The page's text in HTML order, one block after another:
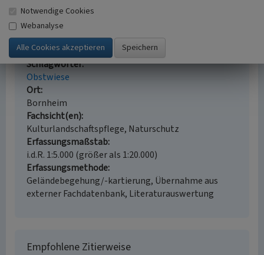
Obstwiese „Am Ringelpfad“ in Bornheim
Schlagwörter
Obstwiese
Ort
Bornheim
Fachsicht(en)
Kulturlandschaftspflege, Naturschutz
Erfassungsmaßstab
i.d.R. 1:5.000 (größer als 1:20.000)
Erfassungsmethode
Geländebegehung/-kartierung, Übernahme aus
externer Fachdatenbank, Literaturauswertung
Empfohlene Zitierweise
Notwendige Cookies
Webanalyse